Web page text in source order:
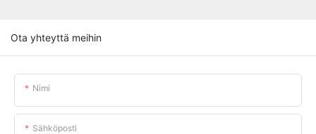
Ota yhteyttä meihin
Nimi
Sähköposti